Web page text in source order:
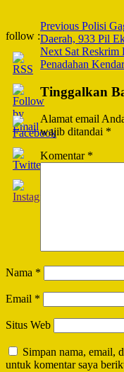
follow :
Post
Navigation
Previous Polisi
Daerah, 933 Pil
Next Sat Reskrim
Penadahan
Tinggalkan
Alamat email
wajib ditandai *
Komentar *
Nama *
Email *
Situs Web
Simpan nama, email,
untuk komentar saya